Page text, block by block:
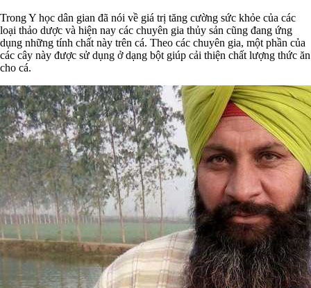
Trong Y học dân gian đã nói về giá trị tăng cường sức khỏe của các
loại thảo dược và hiện nay các chuyên gia thủy sản cũng đang ứng
dụng những tính chất này trên cá. Theo các chuyên gia, một phần của
các cây này được sử dụng ở dạng bột giúp cải thiện chất lượng thức ăn
cho cá.